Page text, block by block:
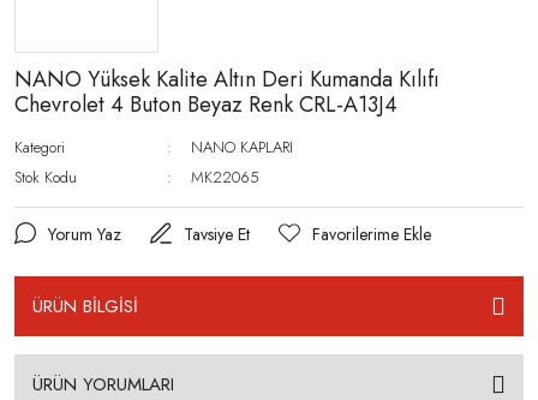
NANO Yüksek Kalite Altın Deri Kumanda Kılıfı
Chevrolet 4 Buton Beyaz Renk CRL-A13J4
Kategori
NANO KAPLARI
Stok Kodu
MK22065
Yorum Yaz Tavsiye Et
ÜRÜN BİLGİSİ
ÜRÜN YORUMLARI